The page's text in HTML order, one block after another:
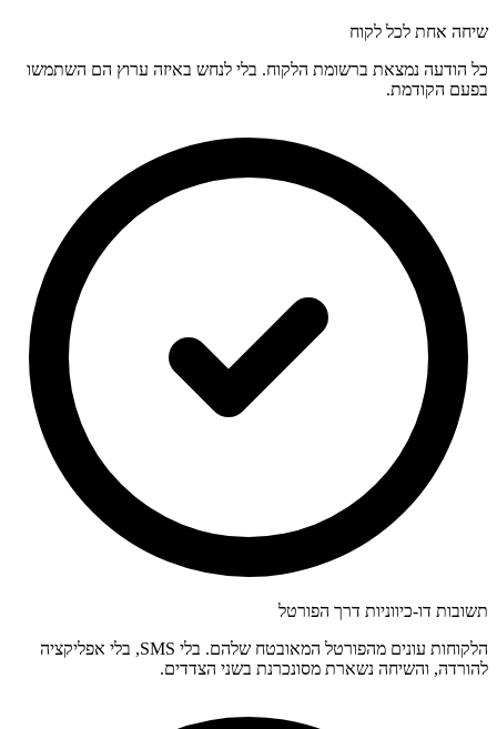
שיחה אחת לכל לקוח
כל הודעה נמצאת ברשומת הלקוח. בלי לנחש באיזה ערוץ הם השתמשו
בפעם הקודמת.
תשובות דו-כיווניות דרך הפורטל
הלקוחות עונים מהפורטל המאובטח שלהם. בלי SMS, בלי אפליקציה
להורדה, והשיחה נשארת מסונכרנת בשני הצדדים.